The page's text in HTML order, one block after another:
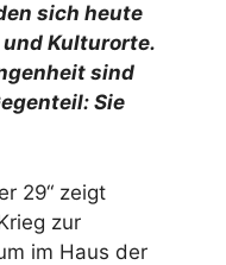
sich heute
Kulturorte.
sind
Sie
29“ zeigt
zur
im Haus der